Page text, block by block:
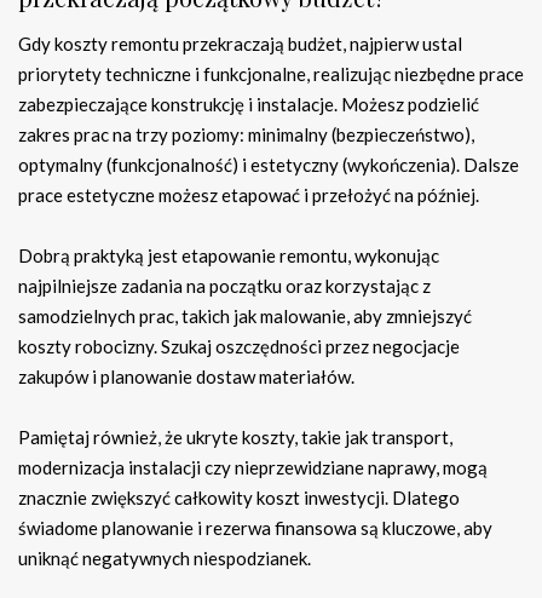
Gdy koszty remontu przekraczają budżet, najpierw ustal
priorytety techniczne i funkcjonalne, realizując niezbędne prace
zabezpieczające konstrukcję i instalacje. Możesz podzielić
zakres prac na trzy poziomy: minimalny (bezpieczeństwo),
optymalny (funkcjonalność) i estetyczny (wykończenia). Dalsze
prace estetyczne możesz etapować i przełożyć na później.
Dobrą praktyką jest etapowanie remontu, wykonując
najpilniejsze zadania na początku oraz korzystając z
samodzielnych prac, takich jak malowanie, aby zmniejszyć
koszty robocizny. Szukaj oszczędności przez negocjacje
zakupów i planowanie dostaw materiałów.
Pamiętaj również, że ukryte koszty, takie jak transport,
modernizacja instalacji czy nieprzewidziane naprawy, mogą
znacznie zwiększyć całkowity koszt inwestycji. Dlatego
świadome planowanie i rezerwa finansowa są kluczowe, aby
uniknąć negatywnych niespodzianek.